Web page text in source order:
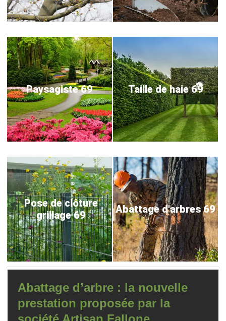
Paysagiste 69 Taille de haie 69
Pose de clôture
grillage 69
Abattage d'arbres 69
Abattage d’arbre : la nouvelle
prestation proposée par la